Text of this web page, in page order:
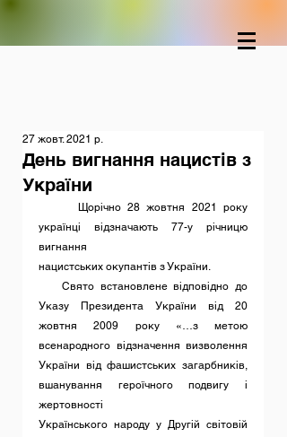
День вигнання нацистів з
України
27 жовт. 2021 р.
Щорічно 28 жовтня 2021 року
українці відзначають 77-у річницю
вигнання
нацистських окупантів з України.
    Свято встановлене відповідно до
Указу Президента України від 20
жовтня 2009 року «…з метою
всенародного відзначення визволення
України від фашистських загарбників,
вшанування героїчного подвигу і
жертовності
Українського народу у Другій світовій